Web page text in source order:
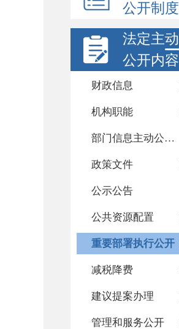
公开制度
法定主动
公开内容
财政信息
机构职能
部门信息主动公开基本目录
政策文件
公示公告
公共资源配置
重要部署执行公开
减税降费
建议提案办理
管理和服务公开